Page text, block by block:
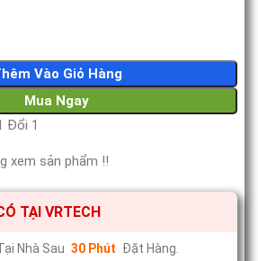
sắc hợp thẫm mỹ.
Vào Giỏ Hàng
Mua Ngay
Đổi 1
xem sản phẩm !!
TẠI VRTECH
Nhà Sau 30 Phút Đặt Hàng.